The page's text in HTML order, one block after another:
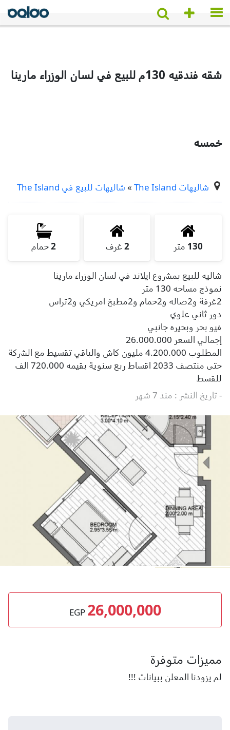
شقه فندقيه 130م للبيع في لسان الوزراء مارينا
خمسه
شاليهات The Island » شاليهات للبيع في The Island
130 متر 2 غرف 2حمام
شاليه للبيع بمشروع ايلاند في لسان الوزراء مارينا
نموذج مساحه 130 متر
2غرفة و2صاله و2حمام و2مطبخ امريكي و2تراس
دور ثاني علوي
فيو بحر وبحيره جانبي
إجمالي السعر 26.000.000
المطلوب 4.200.000 مليون كاش والباقي تقسيط مع الشركة
حتى منتصف 2033 اقساط ربع سنوية بقيمه 720.000 الف
للقسط
- تاريخ النشر : منذ 7 شهر
26,000,000
EGP
مميزات متوفرة
لم يزودنا المعلن ببيانات !!!